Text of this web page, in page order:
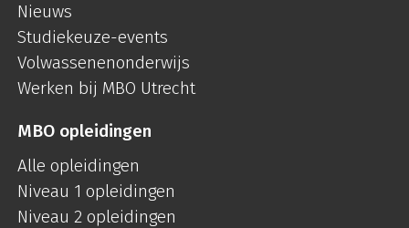
Nieuws
Studiekeuze-events
Volwassenenonderwijs
Werken bij MBO Utrecht
MBO opleidingen
Alle opleidingen
Niveau 1 opleidingen
Niveau 2 opleidingen